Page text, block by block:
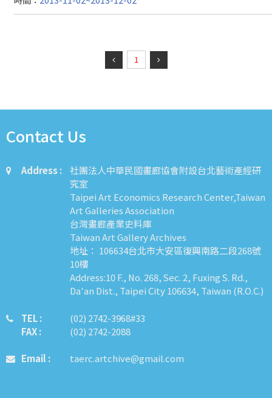
1
Contact Us
Address :
社團法人中華民國畫廊協會附設台北藝術產經研
究室
Taipei Art Economics Research Center,Taiwan
Art Galleries Association
台灣畫廊產業史料庫
Taiwan Art Gallery Archives
地址： 106634台北市大安區復興南路二段268號
10樓
Address:10 F., No. 268, Sec. 2, Fuxing S. Rd.,
Da'an Dist., Taipei City 106634, Taiwan (R.O.C.)
TEL :
FAX :
​​​​(02) 2742-3968#33
(02) 2742-2088
Email : taerc.artchive@gmail.com